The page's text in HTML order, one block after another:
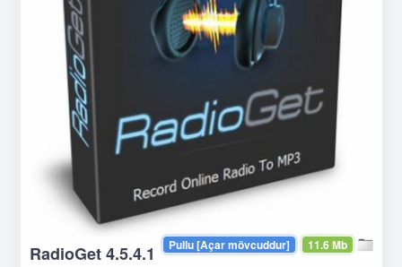
11.6 Mb
Pullu [Açar mövcuddur]
RadioGet 4.5.4.1